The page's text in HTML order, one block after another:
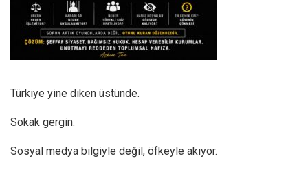
Türkiye yine diken üstünde.
Sokak gergin.
Sosyal medya bilgiyle değil, öfkeyle akıyor.